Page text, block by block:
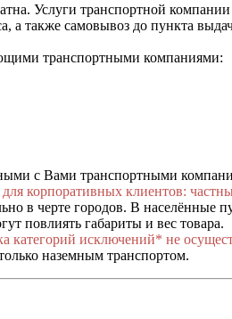
Услуги транспортной
а также самовывоз до пункта
транспортными компаниями:
с Вами транспортными
для корпоративных клиентов:
в черте городов. В населённые
повлиять габариты и вес товара.
категорий исключений* не
наземным транспортом.